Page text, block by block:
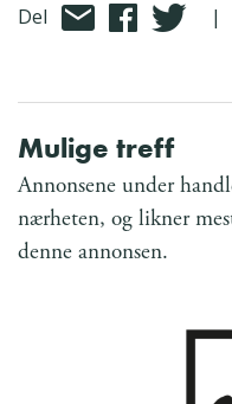
Del |
Mulige treff
Annonsene under
nærheten, og likner
denne annonsen.